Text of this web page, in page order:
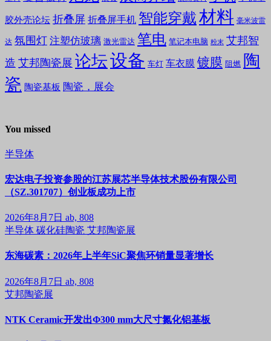
胶外壳论坛 折叠屏 折叠屏手机 智能穿戴材料 毫米波雷
达 氛围灯 注塑仿玻璃 激光雷达 笔电 笔记本电脑 粉末 艾邦智
造 艾邦陶瓷展 论坛设备 车灯 车衣膜 镀膜 阻燃 陶
瓷 陶瓷基板 陶瓷，展会
You missed
半导体
宏达电子投资参股的江苏展芯半导体技术股份有限公司
（SZ.301707）创业板成功上市
2026年8月7日 ab, 808
半导体 碳化硅陶瓷 艾邦陶瓷展
东海碳素：2026年上半年SiC聚焦环销量显著增长
2026年8月7日 ab, 808
艾邦陶瓷展
NTK Ceramic开发出Φ300 mm大尺寸氮化铝基板